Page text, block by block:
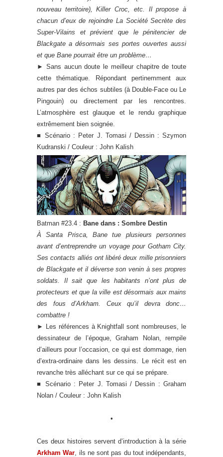
nouveau territoire), Killer Croc, etc. Il propose à
chacun d’eux de rejoindre La Société Secrète des
Super-Vilains et prévient que le pénitencier de
Blackgate a désormais ses portes ouvertes aussi
et que Bane pourrait être un problème…
► Sans aucun doute le meilleur chapitre de toute
cette thématique. Répondant pertinemment aux
autres par des échos subtiles (à Double-Face ou Le
Pingouin) ou directement par les rencontres.
L’atmosphère est glauque et le rendu graphique
extrêmement bien soignée.
■ Scénario : Peter J. Tomasi / Dessin : Szymon
Kudranski / Couleur : John Kalish
Batman #23.4 : Bane dans : Sombre Destin
À Santa Prisca, Bane tue plusieurs personnes
avant d’entreprendre un voyage pour Gotham City.
Ses contacts alliés ont libéré deux mille prisonniers
de Blackgate et il déverse son venin à ses propres
soldats. Il sait que les habitants n’ont plus de
protecteurs et que la ville est désormais aux mains
des fous d’Arkham. Ceux qu’il devra donc…
combattre !
►
Les références à Knightfall sont nombreuses, le
dessinateur de l’époque, Graham Nolan, rempile
d’ailleurs pour l’occasion, ce qui est dommage, rien
d’extra-ordinaire dans les dessins. Le récit est en
revanche très alléchant sur ce qui se prépare.
■ Scénario : Peter J. Tomasi / Dessin : Graham
Nolan / Couleur : John Kalish
•
Ces deux histoires servent d’introduction à la série
Arkham War , ils ne sont pas du tout indépendants,